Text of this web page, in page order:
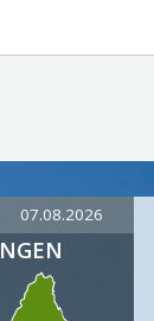
07.08.2026